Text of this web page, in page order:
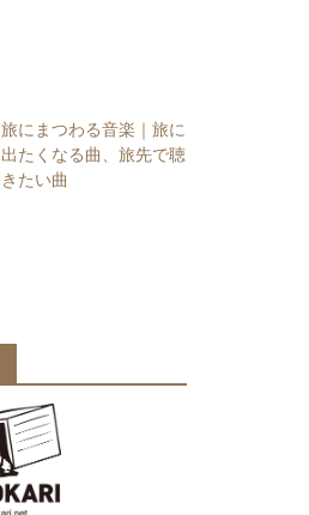
旅にまつわる音楽｜旅に
出たくなる曲、旅先で聴
きたい曲